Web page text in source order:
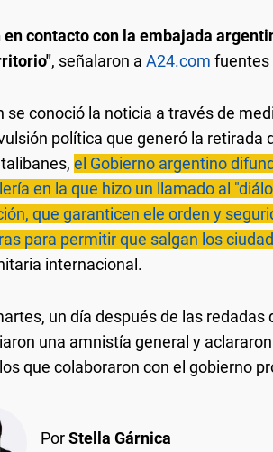
en contacto con la embajada
, señalaron a A24.com fuentes
se conoció la noticia a través de
política que generó la retirada
el Gobierno argentino
en la que hizo un llamado al
que garanticen ele orden y
para permitir que salgan los
internacional.
un día después de las
una amnistía general y
que colaboraron con el gobierno
PorStella Gárnica